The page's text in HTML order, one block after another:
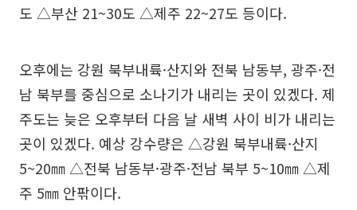
도 △부산 21~30도 △제주 22~27도 등이다.
오후에는 강원 북부내륙·산지와 전북 남동부, 광주·전
남 북부를 중심으로 소나기가 내리는 곳이 있겠다. 제
주도는 늦은 오후부터 다음 날 새벽 사이 비가 내리는
곳이 있겠다. 예상 강수량은 △강원 북부내륙·산지
5~20㎜ △전북 남동부·광주·전남 북부 5~10㎜ △제
주 5㎜ 안팎이다.